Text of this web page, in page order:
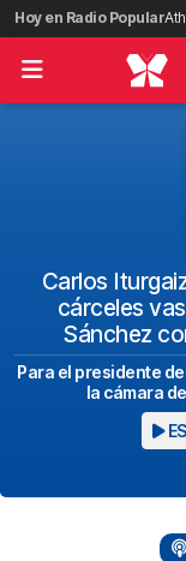
Saltar
al
contenido
Hoy en Radio Popular
Carlos
cárceles
Sánchez
Para el presidente
la cámara